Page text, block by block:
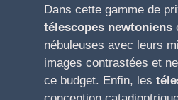
Dans cette gamme de
télescopes newtoniens
nébuleuses avec leurs
images contrastées et
ce budget. Enfin, les